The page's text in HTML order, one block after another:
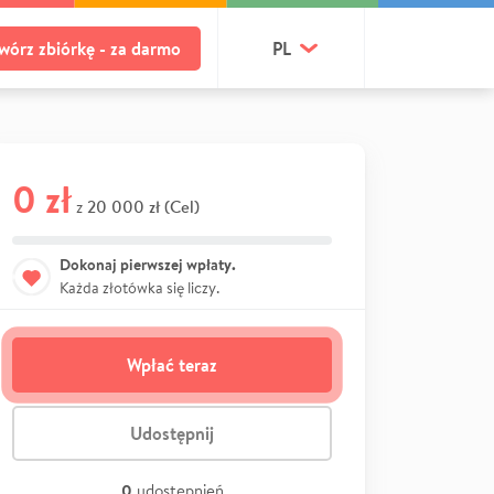
zbiórkę - za darmo PL
0 zł z 20 000 zł (Cel)
Dokonaj pierwszej wpłaty.
Każda złotówka się liczy.
Wpłać teraz
Udostępnij